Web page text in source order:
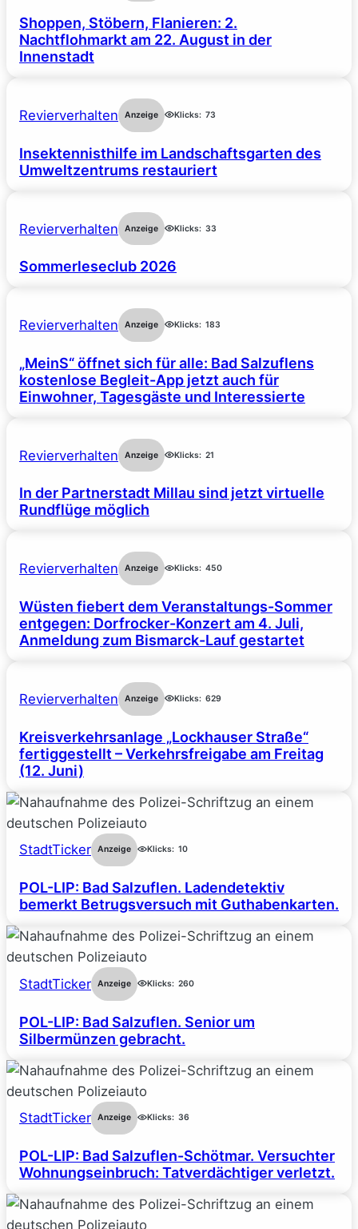
Shoppen, Stöbern, Flanieren: 2.
Nachtflohmarkt am 22. August in der
Innenstadt
Revierverhalten Anzeige Klicks: 73
Insektennisthilfe im Landschaftsgarten des
Umweltzentrums restauriert
Revierverhalten Anzeige Klicks: 33
Sommerleseclub 2026
Revierverhalten Anzeige Klicks: 183
„MeinS“ öffnet sich für alle: Bad Salzuflens
kostenlose Begleit-App jetzt auch für
Einwohner, Tagesgäste und Interessierte
Revierverhalten Anzeige Klicks: 21
In der Partnerstadt Millau sind jetzt virtuelle
Rundflüge möglich
Revierverhalten Anzeige Klicks: 450
Wüsten fiebert dem Veranstaltungs-Sommer
entgegen: Dorfrocker-Konzert am 4. Juli,
Anmeldung zum Bismarck-Lauf gestartet
Revierverhalten Anzeige Klicks: 629
Kreisverkehrsanlage „Lockhauser Straße“
fertiggestellt – Verkehrsfreigabe am Freitag
(12. Juni)
StadtTicker Anzeige Klicks: 10
POL-LIP: Bad Salzuflen. Ladendetektiv
bemerkt Betrugsversuch mit Guthabenkarten.
StadtTicker Anzeige Klicks: 260
POL-LIP: Bad Salzuflen. Senior um
Silbermünzen gebracht.
StadtTicker Anzeige Klicks: 36
POL-LIP: Bad Salzuflen-Schötmar. Versuchter
Wohnungseinbruch: Tatverdächtiger verletzt.